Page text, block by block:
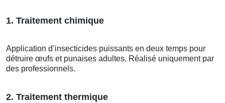
1. Traitement chimique
Application d’insecticides puissants en deux temps pour
détruire œufs et punaises adultes. Réalisé uniquement par
des professionnels.
2. Traitement thermique